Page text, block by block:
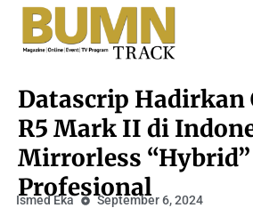
Datascrip Hadirkan
R5 Mark II di
Mirrorless “Hybrid”
Profesional
Ismed Eka September 6, 2024